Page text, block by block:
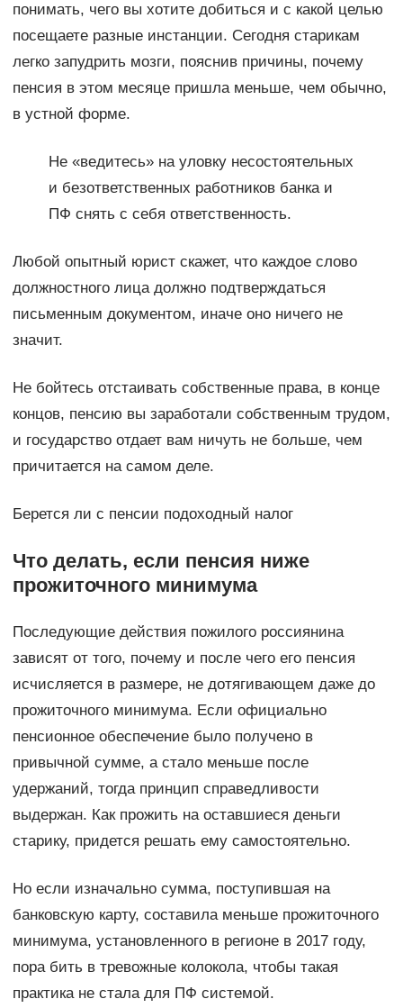
понимать, чего вы хотите добиться и с какой целью
посещаете разные инстанции. Сегодня старикам
легко запудрить мозги, пояснив причины, почему
пенсия в этом месяце пришла меньше, чем обычно,
в устной форме.
Не «ведитесь» на уловку несостоятельных
и безответственных работников банка и
ПФ снять с себя ответственность.
Любой опытный юрист скажет, что каждое слово
должностного лица должно подтверждаться
письменным документом, иначе оно ничего не
значит.
Не бойтесь отстаивать собственные права, в конце
концов, пенсию вы заработали собственным трудом,
и государство отдает вам ничуть не больше, чем
причитается на самом деле.
Берется ли с пенсии подоходный налог
Что делать, если пенсия ниже
прожиточного минимума
Последующие действия пожилого россиянина
зависят от того, почему и после чего его пенсия
исчисляется в размере, не дотягивающем даже до
прожиточного минимума. Если официально
пенсионное обеспечение было получено в
привычной сумме, а стало меньше после
удержаний, тогда принцип справедливости
выдержан. Как прожить на оставшиеся деньги
старику, придется решать ему самостоятельно.
Но если изначально сумма, поступившая на
банковскую карту, составила меньше прожиточного
минимума, установленного в регионе в 2017 году,
пора бить в тревожные колокола, чтобы такая
практика не стала для ПФ системой.